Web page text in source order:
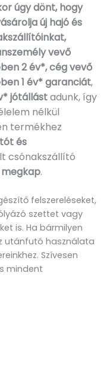
úgy dönt, hogy
új hajó és
vevő
2 év*, cég vevő
1 év* garanciát,
jótállástadunk, így
nélkül
termékhez
és
csónakszállító
.
felszereléseket,
szettet vagy
is. Ha bármilyen
utánfutó használata
Szívesen
mindent